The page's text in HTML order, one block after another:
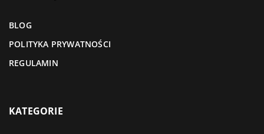
BLOG
POLITYKA PRYWATNOŚCI
REGULAMIN
KATEGORIE